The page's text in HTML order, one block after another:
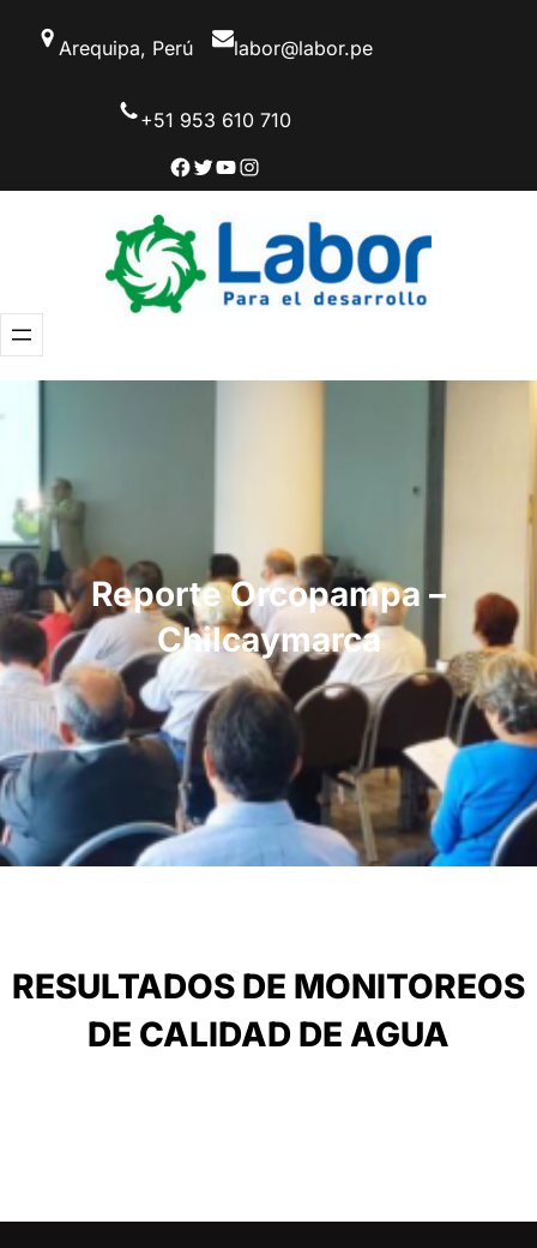
Arequipa, Perú labor@labor.pe
+51 953 610 710
Facebook
Twitter
YouTube
Instagram
Reporte Orcopampa –
Chilcaymarca
RESULTADOS DE MONITOREOS
DE CALIDAD DE AGUA